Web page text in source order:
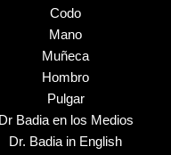
Codo
Mano
Muñeca
Hombro
Pulgar
Dr Badia en los Medios
Dr. Badia in English